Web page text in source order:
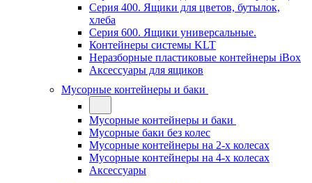
Серия 400. Ящики для цветов, бутылок,
хлеба
Серия 600. Ящики универсальные.
Контейнеры системы KLT
Неразборные пластиковые контейнеры iBox
Аксессуары для ящиков
Мусорные контейнеры и баки
Мусорные контейнеры и баки
Мусорные баки без колес
Мусорные контейнеры на 2-х колесах
Мусорные контейнеры на 4-х колесах
Аксессуары